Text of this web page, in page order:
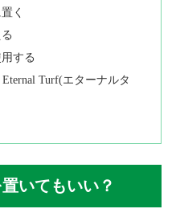
く
する
Turf(エターナルタ
いてもいい？